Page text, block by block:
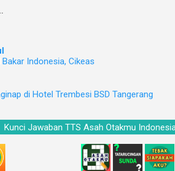
Indonesia, Cikeas
di Hotel Trembesi BSD Tangerang
Kunci Jawaban TTS Asah Otakmu